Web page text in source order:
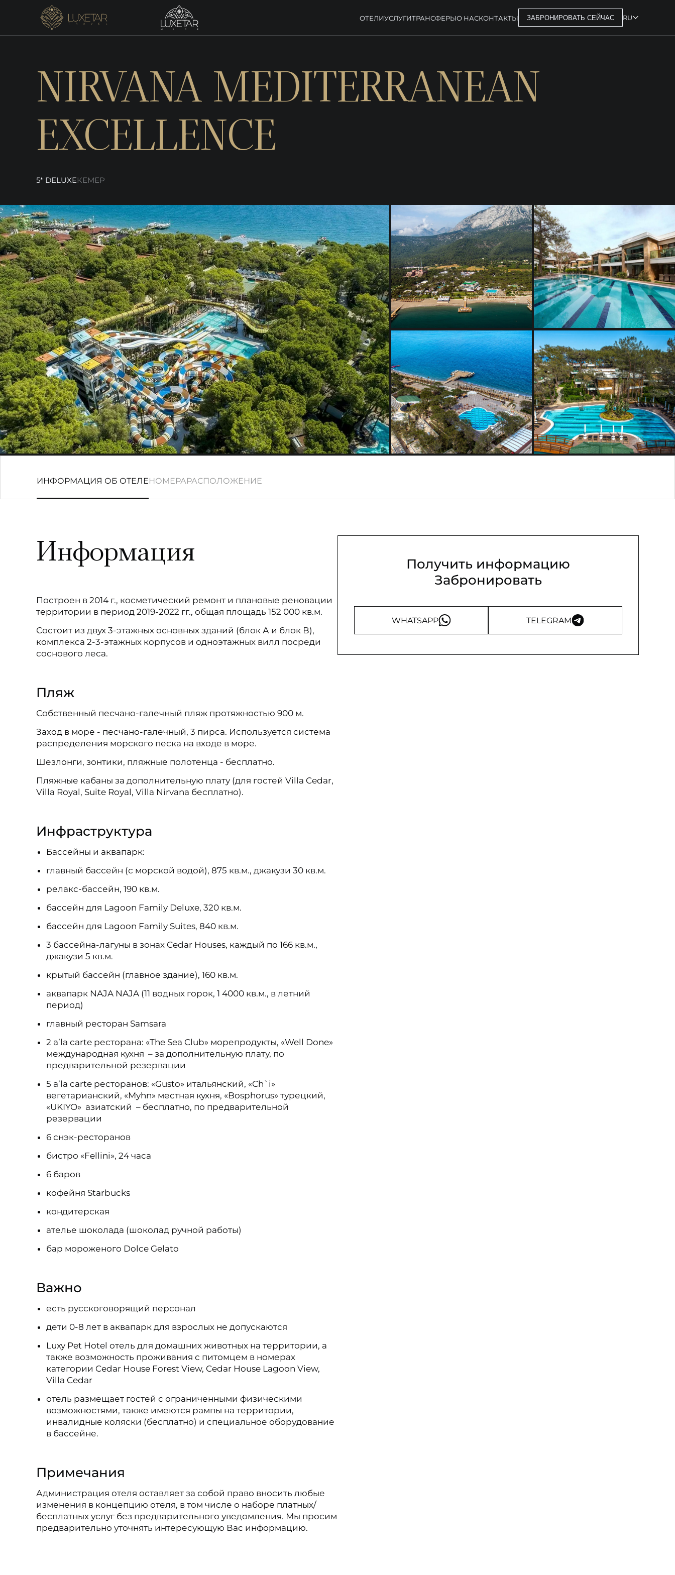
ОТЕЛИУСЛУГИТРАНСФЕРЫО НАСКОНТАКТЫ ЗАБРОНИРОВАТЬ СЕЙЧАС RU
NIRVANA MEDITERRANEAN
EXCELLENCE
5* DELUXEКЕМЕР
ИНФОРМАЦИЯ ОБ ОТЕЛЕНОМЕРАРАСПОЛОЖЕНИЕ
Информация
Построен в 2014 г., косметический ремонт и плановые реновации
территории в период 2019-2022 гг., общая площадь 152 000 кв.м.
Состоит из двух 3-этажных основных зданий (блок А и блок В),
комплекса 2-3-этажных корпусов и одноэтажных вилл посреди
соснового леса.
Пляж
Собственный песчано-галечный пляж протяжностью 900 м.
Заход в море - песчано-галечный, 3 пирса. Используется система
распределения морского песка на входе в море.
Шезлонги, зонтики, пляжные полотенца - бесплатно.
Пляжные кабаны за дополнительную плату (для гостей Villa Cedar,
Villa Royal, Suite Royal, Villa Nirvana бесплатно).
Инфраструктура
Бассейны и аквапарк:
главный бассейн (с морской водой), 875 кв.м., джакузи 30 кв.м.
релакс-бассейн, 190 кв.м.
бассейн для Lagoon Family Deluxe, 320 кв.м.
бассейн для Lagoon Family Suites, 840 кв.м.
3 бассейна-лагуны в зонах Cedar Houses, каждый по 166 кв.м.,
джакузи 5 кв.м.
крытый бассейн (главное здание), 160 кв.м.
аквапарк NAJA NAJA (11 водных горок, 1 4000 кв.м., в летний
период)
главный ресторан Samsara
2 a’la carte ресторана: «The Sea Club» морепродукты, «Well Done»
международная кухня – за дополнительную плату, по
предварительной резервации
5 a’la carte ресторанов: «Gusto» итальянский, «Ch`i»
вегетарианский, «Myhn» местная кухня, «Bosphorus» турецкий,
«UKIYO» азиатский – бесплатно, по предварительной
резервации
6 снэк-ресторанов
бистро «Fellini», 24 часа
6 баров
кофейня Starbucks
кондитерская
ателье шоколада (шоколад ручной работы)
бар мороженого Dolce Gelato
Важно
есть русскоговорящий персонал
дети 0-8 лет в аквапарк для взрослых не допускаются
Luxy Pet Hotel отель для домашних животных на территории, а
также возможность проживания с питомцем в номерах
категории Cedar House Forest View, Cedar House Lagoon View,
Villa Cedar
отель размещает гостей с ограниченными физическими
возможностями, также имеются рампы на территории,
инвалидные коляски (бесплатно) и специальное оборудование
в бассейне.
Примечания
Администрация отеля оставляет за собой право вносить любые
изменения в концепцию отеля, в том числе о наборе платных/
бесплатных услуг без предварительного уведомления. Мы просим
предварительно уточнять интересующую Вас информацию.
Получить информацию
Забронировать
WHATSAPP TELEGRAM